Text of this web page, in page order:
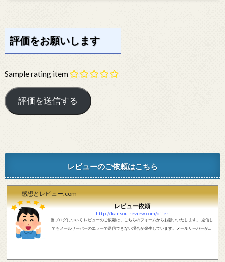
評価をお願いします
Sample rating item
レビューのご依頼はこちら
感想とレビュー.com
レビュー依頼
http://kansou-review.com/offer
当ブログについて レビューのご依頼は、こちらのフォームからお願いいたします。 返信し
てもメールサーバーのエラーで送信できない場合が発生しています。メールサーバーが正